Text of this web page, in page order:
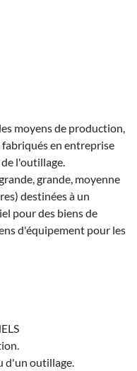
moyens de production,
en entreprise
l'outillage.
grande, moyenne
destinées à un
pour des biens de
d'équipement pour les
d'un outillage.